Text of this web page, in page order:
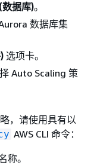
据库)。
数据库集
选项卡。
Auto Scaling 策
，请使用具有以
AWS CLI 命令：
称。